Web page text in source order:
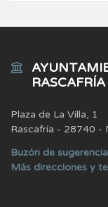
RASCAFRÍA
Plaza de La Villa, 1
Rascafría - 28740 -
Buzón de
Más direcciones y